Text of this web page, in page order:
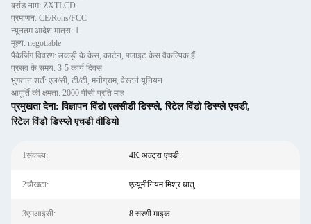
ब्रांड नाम: ZXTLCD
प्रमाणन: CE/Rohs/FCC
न्यूनतम आदेश मात्रा: 1
मूल्य: negotiable
पैकेजिंग विवरण: लकड़ी के केस, कार्टन, फ्लाइट केस वैकल्पिक हैं
प्रसव के समय: 3-5 कार्य दिवस
भुगतान शर्तें: एल/सी, टी/टी, मनीग्राम, वेस्टर्न यूनियन
आपूर्ति की क्षमता: 2000 पीसी प्रति माह
प्रमुखता देना:विज्ञापन विंडो एलसीडी डिस्प्ले,रिटेल विंडो डिस्प्ले एचडी,
रिटेल विंडो डिस्प्ले एचडी वीडियो
1संकल्प: 4K अल्ट्रा एचडी
2चौखटा: एल्यूमीनियम मिश्र धातु
3एमआईसी: 8 सरणी माइक